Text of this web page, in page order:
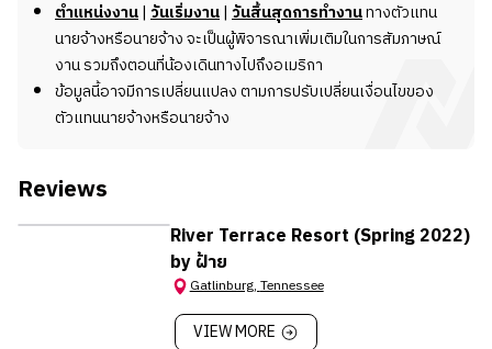
ตำแหน่งงาน| วันเริ่มงาน| วันสิ้นสุดการทำงานทางตัวแทน
นายจ้างหรือนายจ้าง จะเป็นผู้พิจารณาเพิ่มเติมในการสัมภาษณ์
งาน รวมถึงตอนที่น้องเดินทางไปถึงอเมริกา
ข้อมูลนี้อาจมีการเปลี่ยนแปลง ตามการปรับเปลี่ยนเงื่อนไขของ
ตัวแทนนายจ้างหรือนายจ้าง
Reviews
River Terrace Resort (Spring 2022)
by ฝ้าย
Gatlinburg,Tennessee
VIEW MORE